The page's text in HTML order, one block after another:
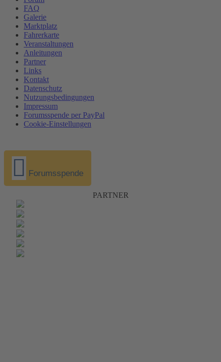
FAQ
Galerie
Marktplatz
Fahrerkarte
Veranstaltungen
Anleitungen
Partner
Links
Kontakt
Datenschutz
Nutzungsbedingungen
Impressum
Forumsspende per PayPal
Cookie-Einstellungen
Forumsspende
PARTNER